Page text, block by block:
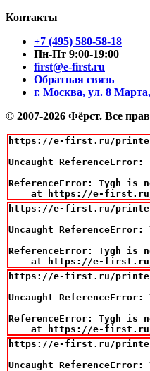
Контакты
+7 (495) 580-58-18
Пн-Пт 9:00-19:00
first@e-first.ru
Обратная связь
г. Москва, ул. 8
© 2007-2026 Фёрст. Все
https://e-first.ru/printer-
Uncaught
ReferenceError: Tygh is
at https://e-
https://e-first.ru/printer-
Uncaught
ReferenceError: Tygh is
at https://e-
https://e-first.ru/printer-
Uncaught
ReferenceError: Tygh is
at https://e-
https://e-first.ru/printer-
Uncaught